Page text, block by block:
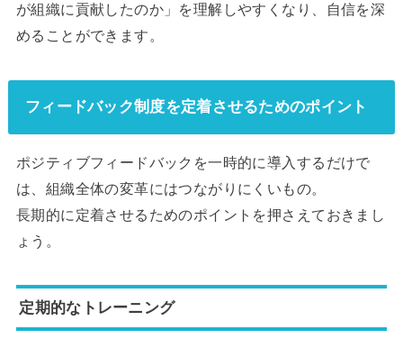
が組織に貢献したのか」を理解しやすくなり、自信を深
めることができます。
フィードバック制度を定着させるためのポイント
ポジティブフィードバックを一時的に導入するだけで
は、組織全体の変革にはつながりにくいもの。
長期的に定着させるためのポイントを押さえておきまし
ょう。
定期的なトレーニング